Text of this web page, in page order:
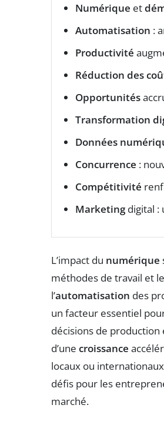
Numérique et
Automatisation :
Productivité
Réduction des
Opportunités
Transformation
Données
Concurrence :
Compétitivité
Marketingdigital :
L’impact du numérique
méthodes de travail et
l’automatisation des
un facteur essentiel
décisions de
d’une croissance
locaux ou
défis pour les
marché.